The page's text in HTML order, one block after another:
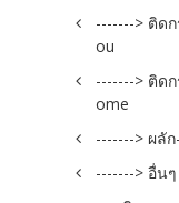
-------> ติด
ou
-------> ติด
ome
-------> ผลั
-------> อื่น